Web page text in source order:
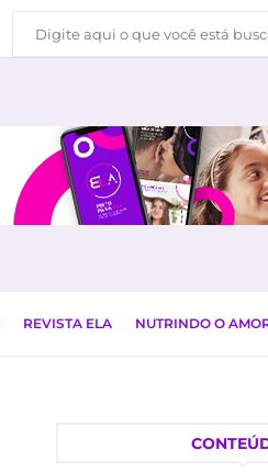
REVISTA ELA NUTRINDO O